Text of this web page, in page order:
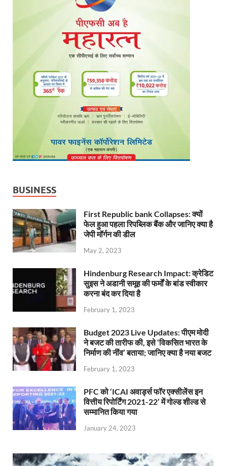
BUSINESS
First Republic bank Collapses: क्यों
फेल हुआ पहला रिपब्लिक बैंक और जानिए क्या है
जेपी मॉर्गन की डील
May 2, 2023
Hindenburg Research Impact: क्रेडिट
सुइस ने अडानी समूह की फर्मों के बांड स्वीकार
करना बंद कर दिया है
February 1, 2023
Budget 2023 Live Updates: पीएम मोदी
ने बजट की तारीफ की, इसे ‘विकसित भारत के
निर्माण की नींव’ बताया; जानिए क्या है नया बजट
February 1, 2023
PFC को ‘ICAI अवार्ड्स फॉर एक्सीलेंस इन
वित्तीय रिपोर्टिंग 2021-22’ में गोल्ड शील्ड से
सम्मानित किया गया
January 24, 2023